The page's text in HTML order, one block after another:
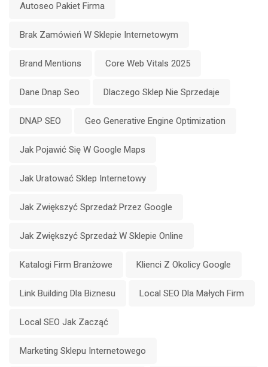
Autoseo Pakiet Firma
Brak Zamówień W Sklepie Internetowym
Brand Mentions Core Web Vitals 2025
Dane Dnap Seo Dlaczego Sklep Nie Sprzedaje
DNAP SEO Geo Generative Engine Optimization
Jak Pojawić Się W Google Maps
Jak Uratować Sklep Internetowy
Jak Zwiększyć Sprzedaż Przez Google
Jak Zwiększyć Sprzedaż W Sklepie Online
Katalogi Firm Branżowe Klienci Z Okolicy Google
Link Building Dla Biznesu Local SEO Dla Małych Firm
Local SEO Jak Zacząć
Marketing Sklepu Internetowego